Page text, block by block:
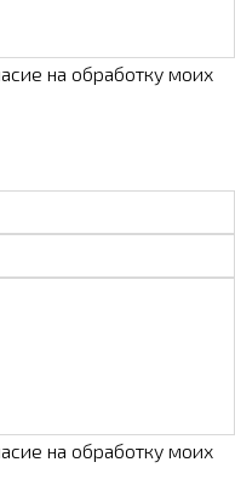
на обработку моих
на обработку моих